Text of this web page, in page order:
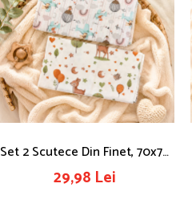
Set 2 Scutece Din Finet, 70x75
Cm, Model Diferite Figurine
29,98 Lei